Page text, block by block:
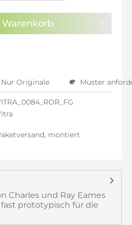
Warenkorb
Nur Originale Muster
montiert
Charles und Ray Eames
prototypisch für die